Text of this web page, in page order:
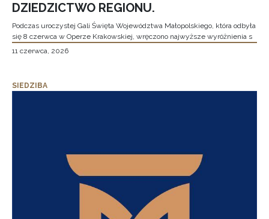
DZIEDZICTWO REGIONU.
Podczas uroczystej Gali Święta Województwa Małopolskiego, która odbyła
się 8 czerwca w Operze Krakowskiej, wręczono najwyższe wyróżnienia s
11 czerwca, 2026
SIEDZIBA